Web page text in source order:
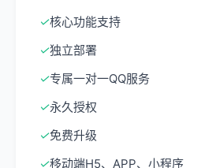
✓核心功能支持
✓独立部署
✓专属一对一QQ服务
✓永久授权
✓免费升级
✓移动端H5、APP、小程序